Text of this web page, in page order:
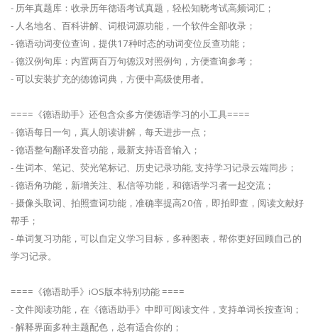
- 历年真题库：收录历年德语考试真题，轻松知晓考试高频词汇；
- 人名地名、百科讲解、词根词源功能，一个软件全部收录；
- 德语动词变位查询，提供17种时态的动词变位反查功能；
- 德汉例句库：内置两百万句德汉对照例句，方便查询参考；
- 可以安装扩充的德德词典，方便中高级使用者。
====《德语助手》还包含众多方便德语学习的小工具====
- 德语每日一句，真人朗读讲解，每天进步一点；
- 德语整句翻译发音功能，最新支持语音输入；
- 生词本、笔记、荧光笔标记、历史记录功能, 支持学习记录云端同步；
- 德语角功能，新增关注、私信等功能，和德语学习者一起交流；
- 摄像头取词、拍照查词功能，准确率提高20倍，即拍即查，阅读文献好
帮手；
- 单词复习功能，可以自定义学习目标，多种图表，帮你更好回顾自己的
学习记录。
====《德语助手》iOS版本特别功能 ====
- 文件阅读功能，在《德语助手》中即可阅读文件，支持单词长按查询；
- 解释界面多种主题配色，总有适合你的；